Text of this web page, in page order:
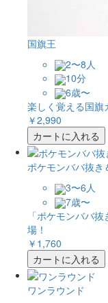
国旗王
2〜8人
10分
6歳〜
楽しく覚える国旗
￥2,990
カートに入れる
ポケモンババ抜き
3〜6人
7歳〜
「ポケモンババ
場！
￥1,760
カートに入れる
ワンラウンド